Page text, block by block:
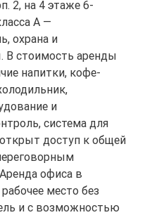
2, на 4 этаже 6-
A —
охрана и
В стоимость аренды
напитки, кофе-
и
система для
доступ к общей
офиса в
место без
и с возможностью